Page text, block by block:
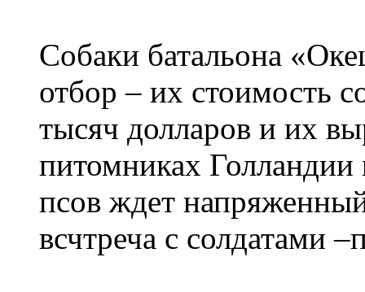
Собаки батальона
отбор – их стоимость
тысяч долларов и их
питомниках
псов ждет
всчтреча с солдатами